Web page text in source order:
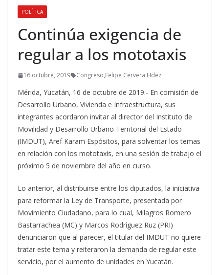
POLÍTICA
Continúa exigencia de
regular a los mototaxis
16 octubre, 2019 Congreso,Felipe Cervera Hdez
Mérida, Yucatán, 16 de octubre de 2019.- En comisión de
Desarrollo Urbano, Vivienda e Infraestructura, sus
integrantes acordaron invitar al director del Instituto de
Movilidad y Desarrollo Urbano Territorial del Estado
(IMDUT), Aref Karam Espósitos, para solventar los temas
en relación con los mototaxis, en una sesión de trabajo el
próximo 5 de noviembre del año en curso.
Lo anterior, al distribuirse entre los diputados, la iniciativa
para reformar la Ley de Transporte, presentada por
Movimiento Ciudadano, para lo cual, Milagros Romero
Bastarrachea (MC) y Marcos Rodríguez Ruz (PRI)
denunciaron que al parecer, el titular del IMDUT no quiere
tratar este tema y reiteraron la demanda de regular este
servicio, por el aumento de unidades en Yucatán.